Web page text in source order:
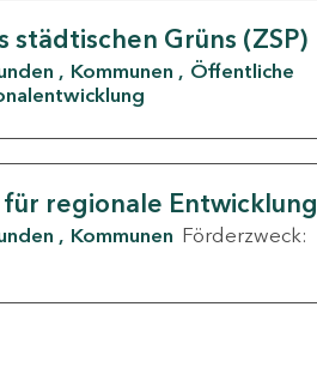
Grüns (ZSP)
Kommunen
Öffentliche
regionale Entwicklung
Kommunen Förderzweck: